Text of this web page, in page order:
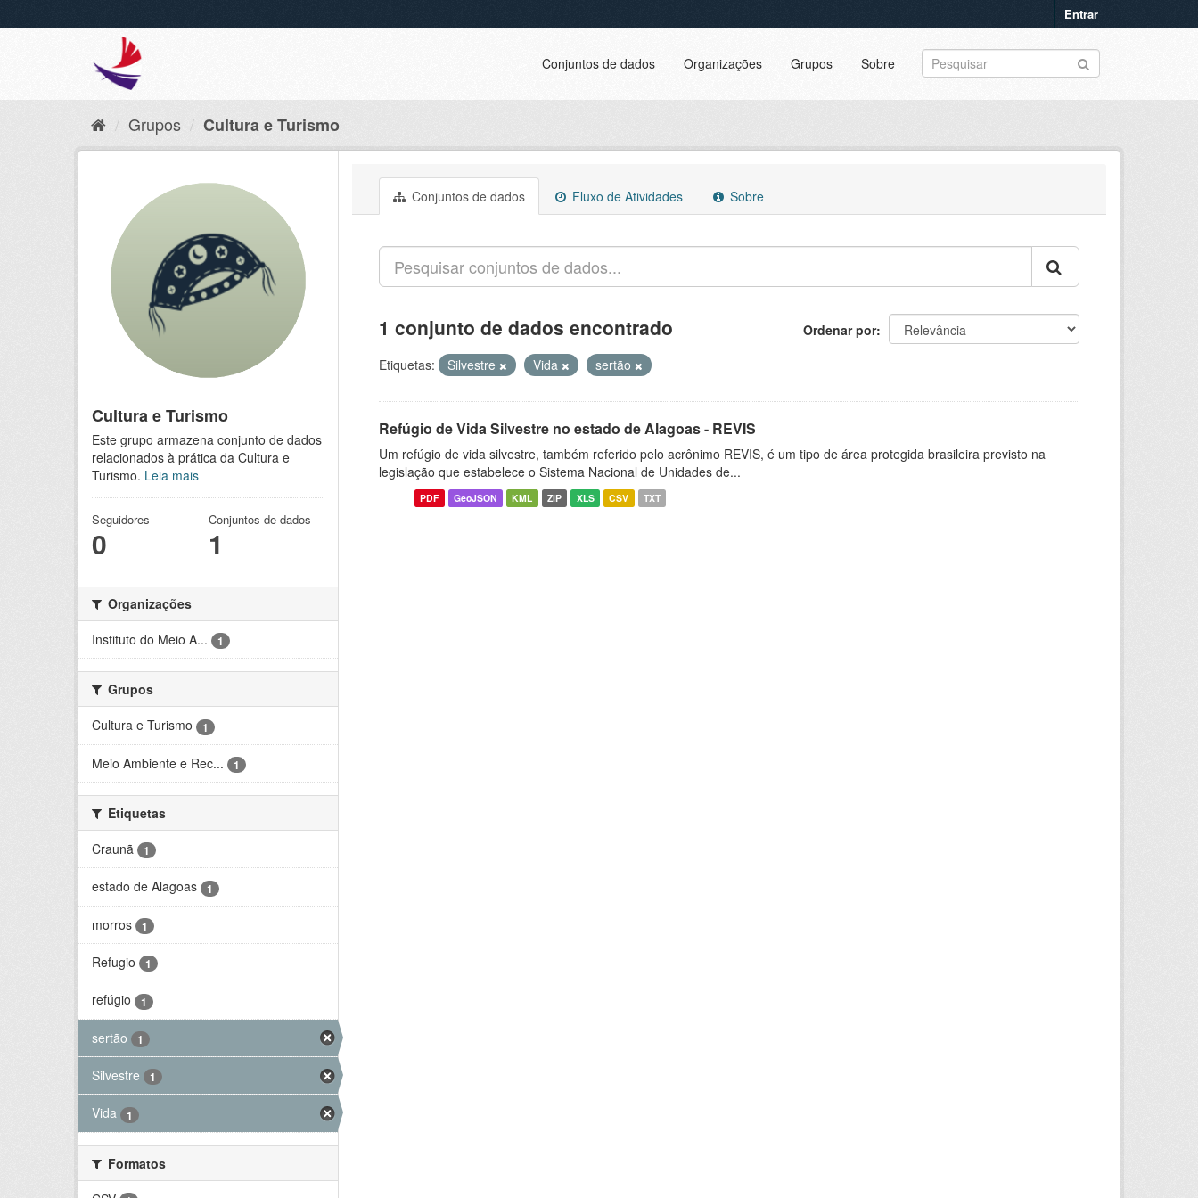
Entrar
Conjuntos de dados Organizações Grupos Sobre
Grupos Cultura e Turismo
Cultura e Turismo
Este grupo armazena conjunto de dados
relacionados à prática da Cultura e
Turismo. Leia mais
Seguidores
0
Conjuntos de dados
1
Organizações
Instituto do Meio A...
1
Grupos
Cultura e Turismo
1
Meio Ambiente e Rec... 1
Etiquetas
Craunã
1
estado de Alagoas 1
morros 1
Refugio 1
refúgio 1
sertão 1
Silvestre 1
Vida 1
Formatos
Conjuntos de dados Fluxo de Atividades Sobre
Ordenar por
1 conjunto de dados encontrado
Etiquetas: Silvestre Vida sertão
Refúgio de Vida Silvestre no estado de Alagoas - REVIS
Um refúgio de vida silvestre, também referido pelo acrônimo REVIS, é um tipo de área protegida brasileira previsto na
legislação que estabelece o Sistema Nacional de Unidades de...
PDF GeoJSON KML ZIP XLS CSV TXT